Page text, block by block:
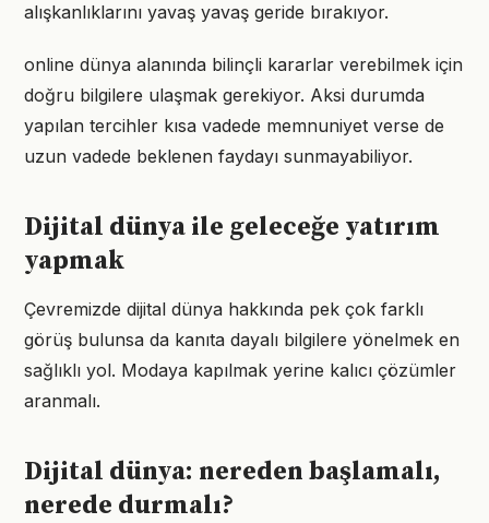
alışkanlıklarını yavaş yavaş geride bırakıyor.
online dünya alanında bilinçli kararlar verebilmek için
doğru bilgilere ulaşmak gerekiyor. Aksi durumda
yapılan tercihler kısa vadede memnuniyet verse de
uzun vadede beklenen faydayı sunmayabiliyor.
Dijital dünya ile geleceğe yatırım
yapmak
Çevremizde dijital dünya hakkında pek çok farklı
görüş bulunsa da kanıta dayalı bilgilere yönelmek en
sağlıklı yol. Modaya kapılmak yerine kalıcı çözümler
aranmalı.
Dijital dünya: nereden başlamalı,
nerede durmalı?